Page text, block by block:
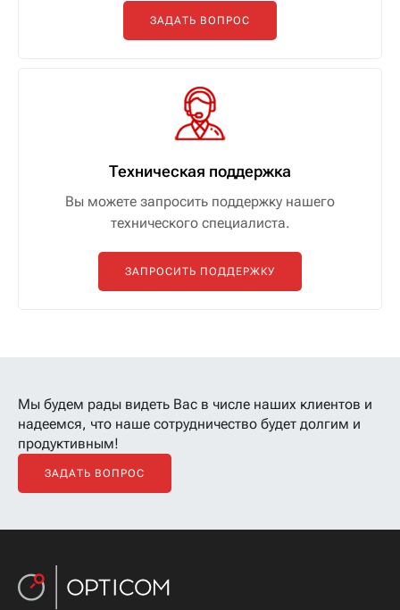
ЗАДАТЬ ВОПРОС
Техническая поддержка
Вы можете запросить поддержку нашего
технического специалиста.
ЗАПРОСИТЬ ПОДДЕРЖКУ
Мы будем рады видеть Вас в числе наших клиентов и
надеемся, что наше сотрудничество будет долгим и
продуктивным!
ЗАДАТЬ ВОПРОС